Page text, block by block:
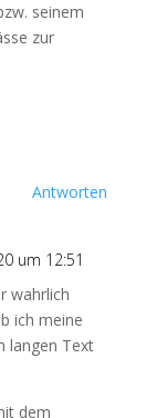
seinem
zur
Antworten
um 12:51
wahrlich
ich meine
langen Text
dem